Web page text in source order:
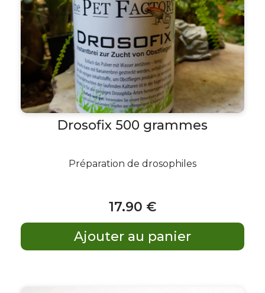
Drosofix 500 grammes
Préparation de drosophiles
17.90 €